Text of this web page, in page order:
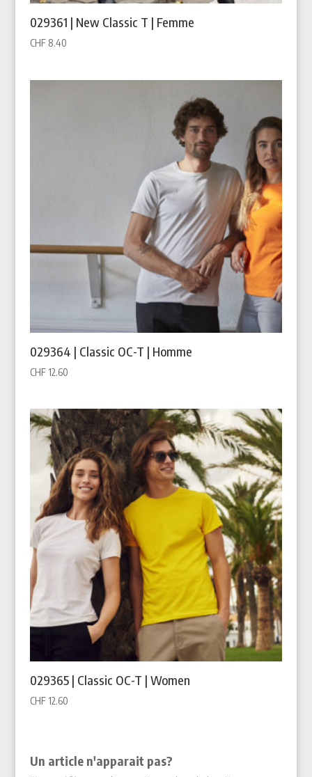
029361 | New Classic T | Femme
CHF8.40
029364 | Classic OC-T | Homme
CHF12.60
029365 | Classic OC-T | Women
CHF12.60
Un article n'apparait pas?